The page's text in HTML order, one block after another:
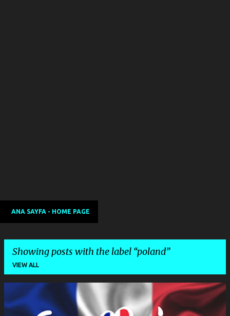
ANA SAYFA - HOME PAGE
Showing posts with the label poland
VIEW ALL
P